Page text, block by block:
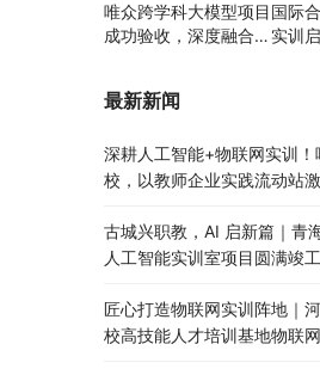
唯众跨学科大模型项目
成功验收，深度融合边
级
国际
实训
最新新闻
深耕人工智能+物联网实训！
校，以教师企业实践流动站
古城兴职教，AI 启新篇｜青
人工智能实训室项目圆满竣工
匠心打造物联网实训阵地｜
校高技能人才培训基地物联